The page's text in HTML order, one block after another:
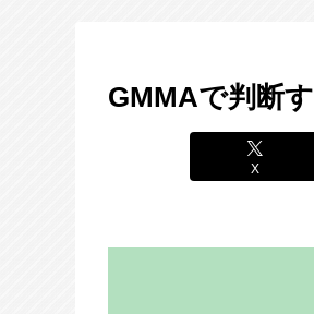
GMMAで判断
X